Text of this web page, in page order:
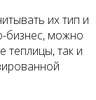
их тип и
бизнес, можно
теплицы, так и